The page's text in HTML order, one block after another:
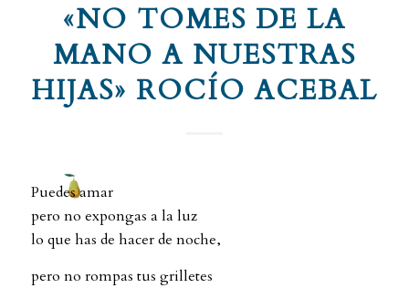
«NO TOMES DE LA
MANO A NUESTRAS
HIJAS» ROCÍO ACEBAL
Puedes amar
pero no expongas a la luz
lo que has de hacer de noche,
pero no rompas tus grilletes